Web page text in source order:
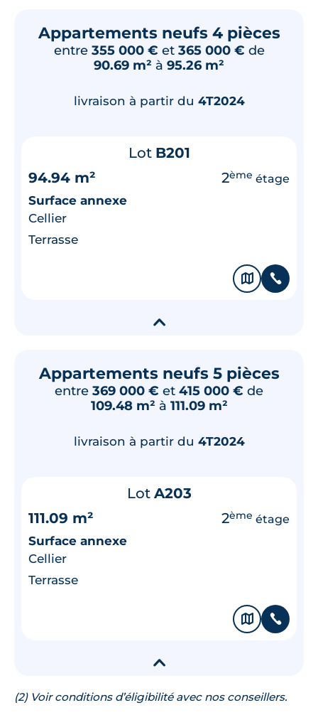
Appartements neufs 4 pièces
entre 355 000 € et 365 000 € de
90.69 m² à 95.26 m²
livraison à partir du 4T2024
Lot B201
94.94 m²
2ème étage
Surface annexe
Cellier
Terrasse
🗞 📞
▾
Appartements neufs 5 pièces
entre 369 000 € et 415 000 € de
109.48 m² à 111.09 m²
livraison à partir du 4T2024
Lot A203
111.09 m²
2ème étage
Surface annexe
Cellier
Terrasse
🗞 📞
▾
(2) Voir conditions d’éligibilité avec nos conseillers.